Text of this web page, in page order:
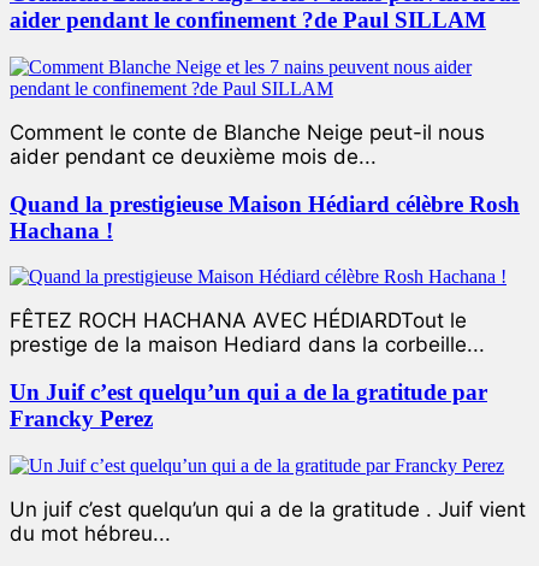
aider pendant le confinement ?de Paul SILLAM
Comment le conte de Blanche Neige peut-il nous
aider pendant ce deuxième mois de...
Quand la prestigieuse Maison Hédiard célèbre Rosh
Hachana !
FÊTEZ ROCH HACHANA AVEC HÉDIARDTout le
prestige de la maison Hediard dans la corbeille...
Un Juif c’est quelqu’un qui a de la gratitude par
Francky Perez
Un juif c’est quelqu’un qui a de la gratitude . Juif vient
du mot hébreu...